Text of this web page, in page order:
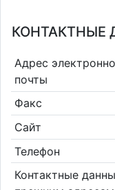
КОНТАКТНЫЕ
Адрес
почты
Факс
Сайт
Телефон
Контактные